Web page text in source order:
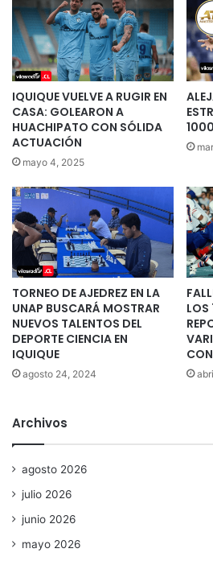
IQUIQUE VUELVE A RUGIR EN
CASA: GOLEARON A
HUACHIPATO CON SÓLIDA
ACTUACIÓN
mayo 4, 2025
TORNEO DE AJEDREZ EN LA
UNAP BUSCARÁ MOSTRAR
NUEVOS TALENTOS DEL
DEPORTE CIENCIA EN
IQUIQUE
agosto 24, 2024
LOS
Archivos
agosto 2026
julio 2026
junio 2026
mayo 2026